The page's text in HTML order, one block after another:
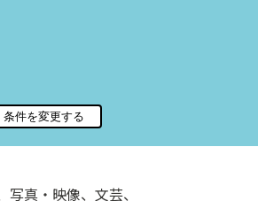
真・映像、文芸、